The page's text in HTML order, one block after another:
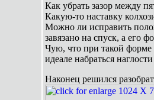
Как убрать зазор между
Какую-то наставку
Можно ли исправить
завязано на спуск, а его
Чую, что при такой форме
идеале набраться
Наконец решился